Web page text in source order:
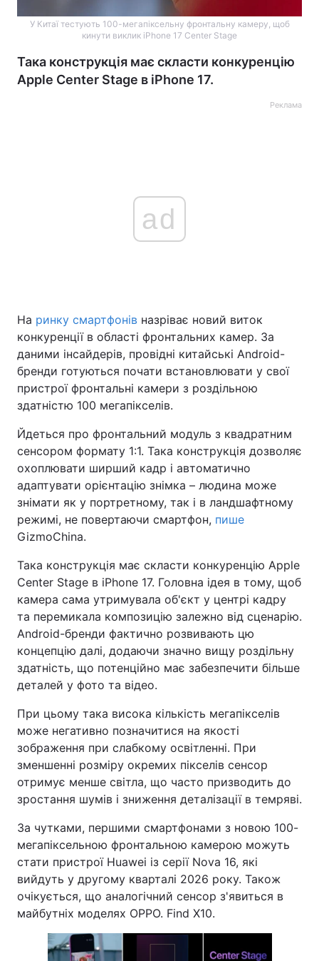
У Китаї тестують 100-мегапіксельну фронтальну камеру, щоб
кинути виклик iPhone 17 Center Stage
Така конструкція має скласти конкуренцію
Apple Center Stage в iPhone 17.
Реклама
ad
На ринку смартфонів назріває новий виток
конкуренції в області фронтальних камер. За
даними інсайдерів, провідні китайські Android-
бренди готуються почати встановлювати у свої
пристрої фронтальні камери з роздільною
здатністю 100 мегапікселів.
Йдеться про фронтальний модуль з квадратним
сенсором формату 1:1. Така конструкція дозволяє
охоплювати ширший кадр і автоматично
адаптувати орієнтацію знімка – людина може
знімати як у портретному, так і в ландшафтному
режимі, не повертаючи смартфон, пише
GizmoChina.
Така конструкція має скласти конкуренцію Apple
Center Stage в iPhone 17. Головна ідея в тому, щоб
камера сама утримувала об'єкт у центрі кадру
та перемикала композицію залежно від сценарію.
Android-бренди фактично розвивають цю
концепцію далі, додаючи значно вищу роздільну
здатність, що потенційно має забезпечити більше
деталей у фото та відео.
При цьому така висока кількість мегапікселів
може негативно позначитися на якості
зображення при слабкому освітленні. При
зменшенні розміру окремих пікселів сенсор
отримує менше світла, що часто призводить до
зростання шумів і зниження деталізації в темряві.
За чутками, першими смартфонами з новою 100-
мегапіксельною фронтальною камерою можуть
стати пристрої Huawei із серії Nova 16, які
вийдуть у другому кварталі 2026 року. Також
очікується, що аналогічний сенсор з'явиться в
майбутніх моделях OPPO. Find X10.